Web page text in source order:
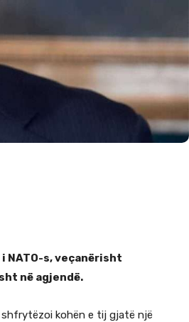
NATO-s, veçanërisht
në agjendë.
shfrytëzoi kohën e tij gjatë një